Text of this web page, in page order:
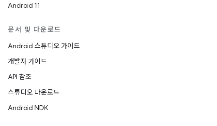
Android 11
문서 및 다운로드
Android 스튜디오 가이드
개발자 가이드
API 참조
스튜디오 다운로드
Android NDK